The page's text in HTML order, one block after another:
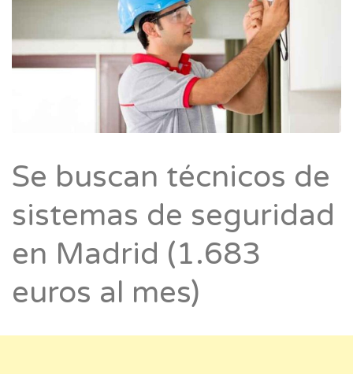
Se buscan técnicos de
sistemas de seguridad
en Madrid (1.683
euros al mes)